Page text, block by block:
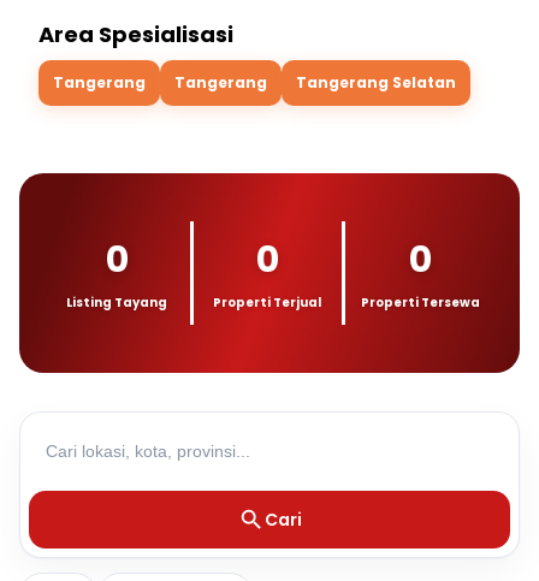
Area Spesialisasi
Tangerang Tangerang Tangerang Selatan
0
Listing Tayang
0
Properti Terjual
0
Properti Tersewa
Cari